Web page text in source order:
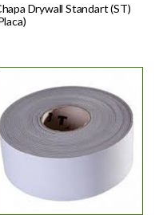
Drywall Standart (ST)